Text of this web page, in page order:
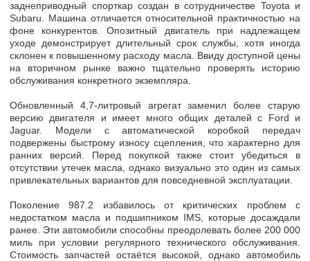
заднеприводный спорткар создан в сотрудничестве Toyota и
Subaru. Машина отличается относительной практичностью на
фоне конкурентов.Опозитный двигатель при надлежащем
уходе демонстрирует длительный срок службы, хотя иногда
склонен к повышенному расходу масла. Ввиду доступной цены
на вторичном рынке важно тщательно проверять историю
обслуживания конкретного экземпляра.
Обновленный 4,7-литровый агрегат заменил более старую
версию двигателя и имеет много общих деталей с Ford и
Jaguar. Модели с автоматической коробкой передач
подвержены быстрому износу сцепления, что характерно для
ранних версий. Перед покупкой также стоит убедиться в
отсутствии утечек масла, однако визуально это один из самых
привлекательных вариантов для повседневной эксплуатации.
Поколение 987.2 избавилось от критических проблем с
недостатком масла и подшипником IMS, которые досаждали
ранее. Эти автомобили способны преодолевать более 200 000
миль при условии регулярного технического обслуживания.
Стоимость запчастей остаётся высокой, однако автомобиль